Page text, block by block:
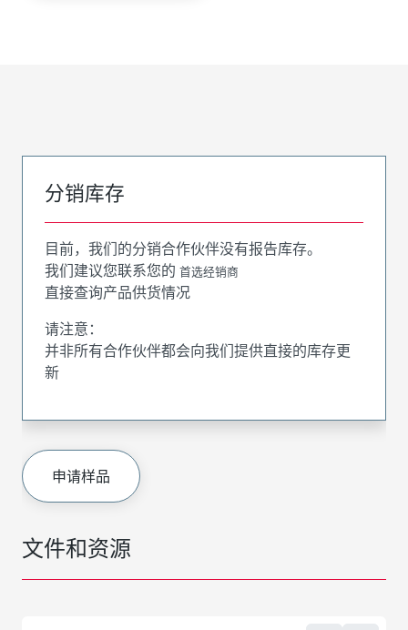
文件和资源
分销库存
目前，我们的分销合作伙伴没有报告库存。
我们建议您联系您的 首选经销商
直接查询产品供货情况
请注意：
并非所有合作伙伴都会向我们提供直接的库存更
新
申请样品